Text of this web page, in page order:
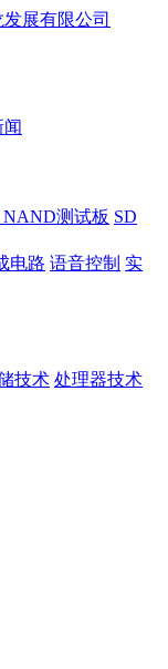
NAND测试板 SD
电路 语音控制 实
技术 处理器技术